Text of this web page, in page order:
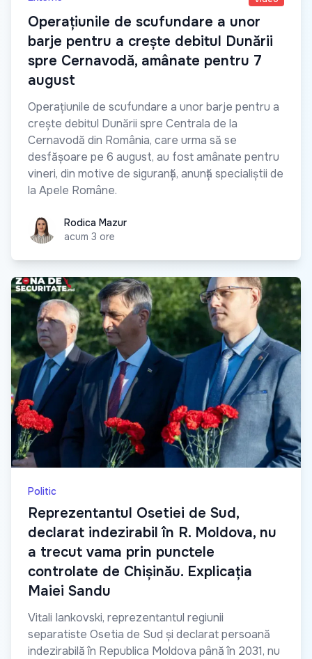
Operațiunile de scufundare a unor
barje pentru a crește debitul Dunării
spre Cernavodă, amânate pentru 7
august
Operațiunile de scufundare a unor barje pentru a
crește debitul Dunării spre Centrala de la
Cernavodă din România, care urma să se
desfășoare pe 6 august, au fost amânate pentru
vineri, din motive de siguranță, anunță specialiștii de
la Apele Române.
Rodica MazurRodica Mazur
acum 3 ore
Politic
Reprezentantul Osetiei de Sud,
declarat indezirabil în R. Moldova, nu
a trecut vama prin punctele
controlate de Chișinău. Explicația
Maiei Sandu
Vitali Iankovski, reprezentantul regiunii
separatiste Osetia de Sud și declarat persoană
indezirabilă în Republica Moldova până în 2031, nu